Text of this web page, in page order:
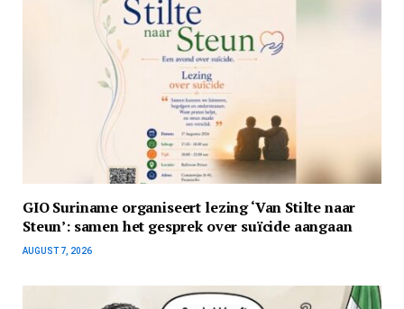
GIO Suriname organiseert lezing ‘Van Stilte naar
Steun’: samen het gesprek over suïcide aangaan
AUGUST 7, 2026